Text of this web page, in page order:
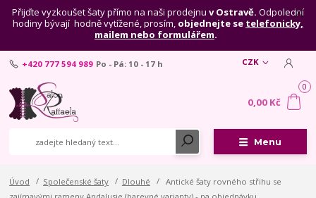
Přijďte vyzkoušet šaty přímo na naši prodejnu v Ostravě. Odpolední
hodiny bývají hodně vytížené, prosím, objednejte se telefonicky,
mailem nebo formulářem.
Menu
CZK
+420 777 594 989 Po - Pá: 10 - 17 h
0
0,00 Kč
Úvod Společenské šaty Dlouhé
Antické šaty rovného střihu se